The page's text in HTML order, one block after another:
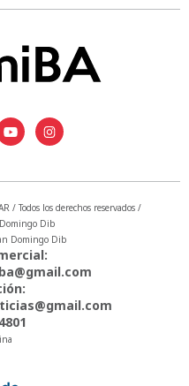
Todos los derechos reservados /
Dib
Domingo Dib